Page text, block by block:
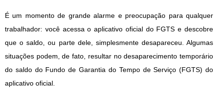
É um momento de grande alarme e preocupação para qualquer
trabalhador: você acessa o aplicativo oficial do FGTS e descobre
que o saldo, ou parte dele, simplesmente desapareceu. Algumas
situações podem, de fato, resultar no desaparecimento temporário
do saldo do Fundo de Garantia do Tempo de Serviço (FGTS) do
aplicativo oficial.